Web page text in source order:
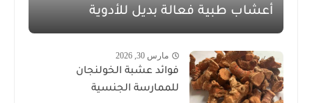
أعشاب طبية فعالة بديل للأدوية
مارس 30, 2026
فوائد عشبة الخولنجان
للممارسة الجنسية